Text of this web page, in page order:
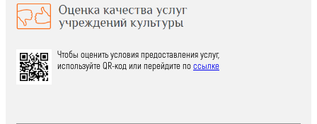
Чтобы оценить условия предоставления услуг,
используйте QR-код или перейдите поссылке